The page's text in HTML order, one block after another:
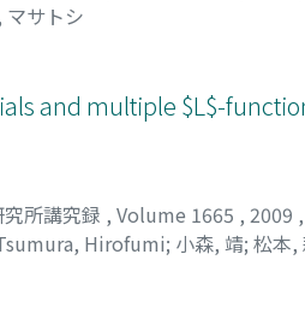
マサトシ
and multiple $L$-
所講究録 , Volume 1665 , 2009 ,
Hirofumi; 小森, 靖; 松本,